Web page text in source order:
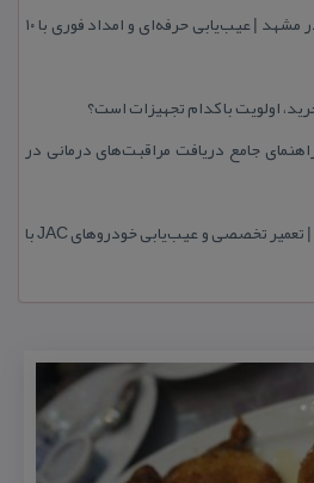
تعمیرگاه تخصصی كوییك در مشهد | عیب‌یابی حرفه‌ای و امداد فوری با ۱۰
جامع دریافت مراقبت‌های درمانی در
امداد خودرو جك در مشهد | تعمیر تخصصی و عیب‌یابی خودروهای JAC با